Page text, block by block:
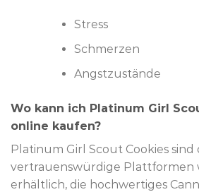
Stress
Schmerzen
Angstzustände
Wo kann ich Platinum Girl
online kaufen?
Platinum Girl Scout Cookies
vertrauenswürdige Plattformen
erhältlich, die hochwertiges